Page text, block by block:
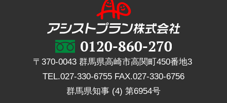
〒370-0043 群馬県高崎市高関町450番地3
TEL.027-330-6755 FAX.027-330-6756
群馬県知事 (4) 第6954号